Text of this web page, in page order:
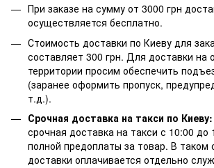
При заказе на сумму от 3000 грн
осуществляется бесплатно.
Стоимость доставки по Киеву для
составляет 300 грн. Для доставки на
территории просим обеспечить
(заранее оформить пропуск,
т.д.).
Срочная доставка на такси по Киеву:
срочная доставка на такси с 10:00 до
полной предоплаты за товар. В таком
доставки оплачивается отдельно